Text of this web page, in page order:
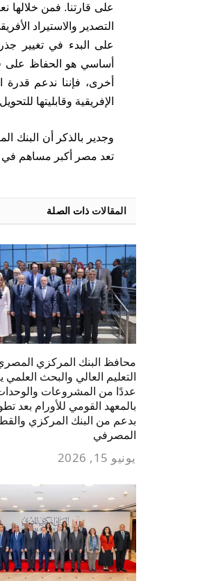
على قارتنا. فمن خلالها
التصدير والاستيراد
على البدء في تغيير
أساسي هو الحفاظ على
أخرى، فإننا ندعم
الإفريقية وقابليتها
وجدير بالذكر أن البنك
تعد مصر أكبر مساهم في
المقالات ذات الصلة
محافظ البنك المركزي
التعليم العالي والبحث العلمي
عددًا من المشروعات
بالمعهد القومي للأورام بعد
بدعم من البنك المركزي
المصرفي
يونيو 15, 2026